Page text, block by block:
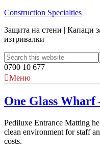
Construction Specialties
Защита на стени | Капаци
изтривалки
0700 10 677
Меню
One Glass
Pediluxe Entrance Matting
clean environment for staff
costs.